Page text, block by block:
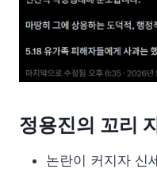
정용진의 꼬리
논란이 커지자 신